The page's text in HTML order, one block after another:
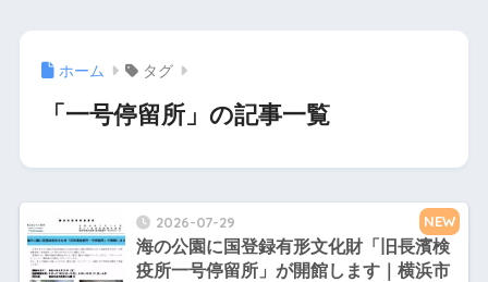
ホーム タグ
「一号停留所」の記事一覧
2026-07-29
海の公園に国登録有形文化財「旧長濱検
疫所一号停留所」が開館します｜横浜市
NEW